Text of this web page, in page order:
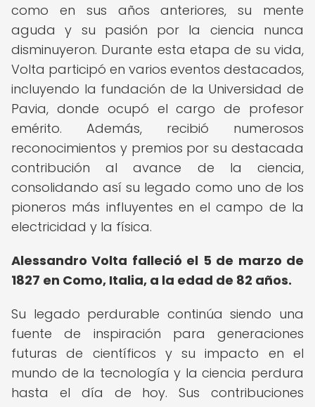
como en sus años anteriores, su mente
aguda y su pasión por la ciencia nunca
disminuyeron. Durante esta etapa de su vida,
Volta participó en varios eventos destacados,
incluyendo la fundación de la Universidad de
Pavia, donde ocupó el cargo de profesor
emérito. Además, recibió numerosos
reconocimientos y premios por su destacada
contribución al avance de la ciencia,
consolidando así su legado como uno de los
pioneros más influyentes en el campo de la
electricidad y la física.
Alessandro Volta falleció el 5 de marzo de
1827 en Como, Italia, a la edad de 82 años.
Su legado perdurable continúa siendo una
fuente de inspiración para generaciones
futuras de científicos y su impacto en el
mundo de la tecnología y la ciencia perdura
hasta el día de hoy. Sus contribuciones